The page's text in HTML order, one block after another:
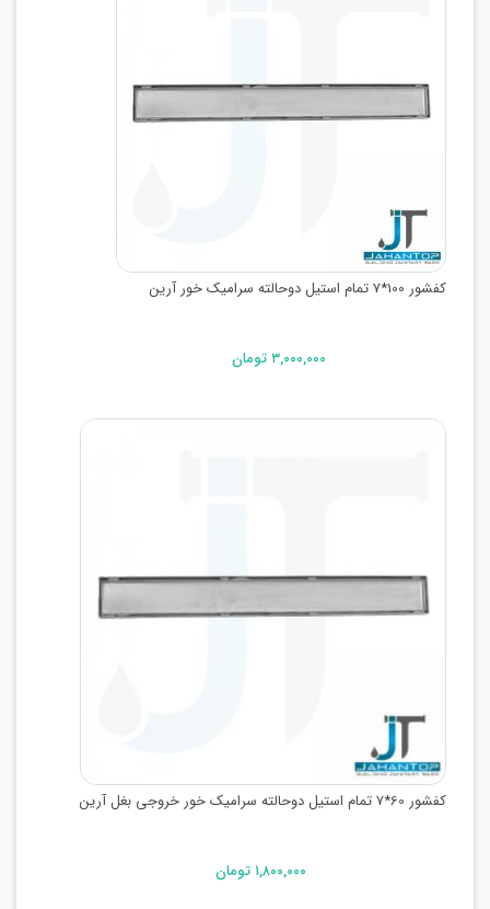
کفشور 100*7 تمام استیل دوحالته سرامیک خور آرین
۳,۰۰۰,۰۰۰ تومان
کفشور 60*7 تمام استیل دوحالته سرامیک خور خروجی بغل آرین
۱,۸۰۰,۰۰۰ تومان